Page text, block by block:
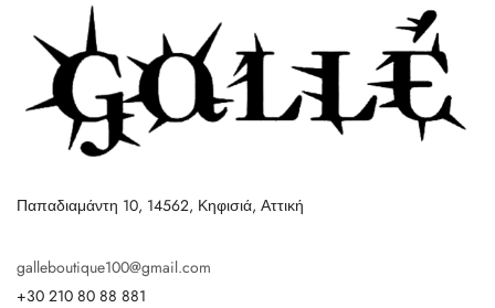
Παπαδιαμάντη 10, 14562, Κηφισιά, Αττική
galleboutique100@gmail.com
+30 210 80 88 881